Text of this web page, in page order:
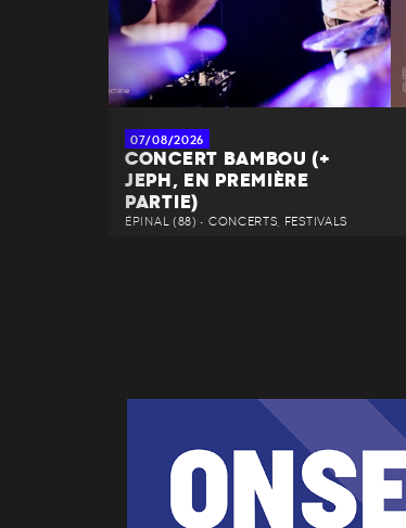
07/08/2026
CONCERT BAMBOU (+
JEPH, EN PREMIÈRE
PARTIE)
ÉPINAL (88) • CONCERTS, FESTIVALS